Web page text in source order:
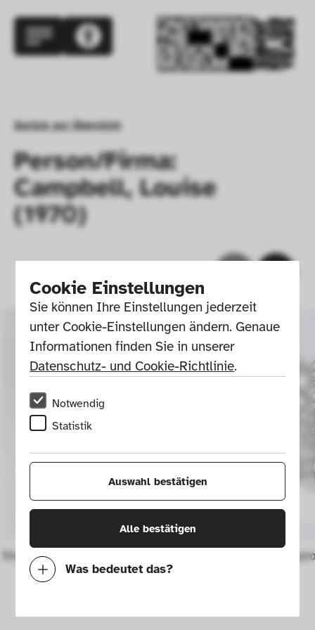
Cookie Einstellungen
Sie können Ihre Einstellungen jederzeit
unter Cookie-Einstellungen ändern. Genaue
Informationen finden Sie in unserer
Datenschutz- und Cookie-Richtlinie.
Notwendig
Statistik
Auswahl bestätigen
Alle bestätigen
Was bedeutet das?
Mit diesen Cookies können wir durch
Zurück zur Übersicht
Person/Firma:
Campbell, Louise
(1970)
Stuhl Random Chair Sessel